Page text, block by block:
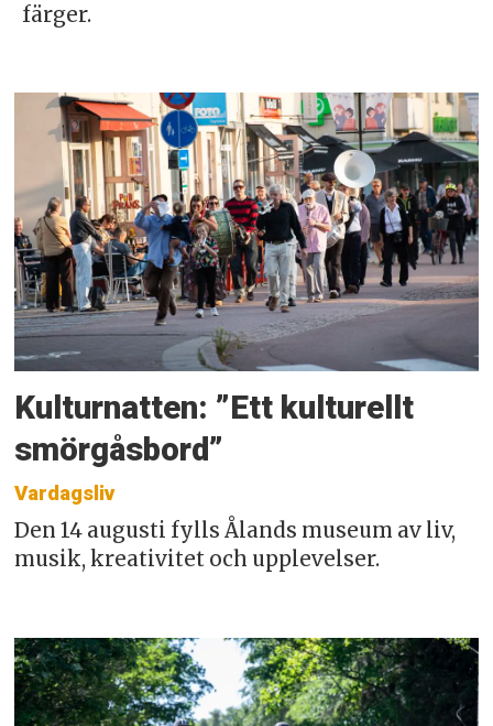
färger.
Kulturnatten: ”Ett kulturellt
smörgåsbord”
Vardagsliv
Den 14 augusti fylls Ålands museum av liv,
musik, kreativitet och upplevelser.